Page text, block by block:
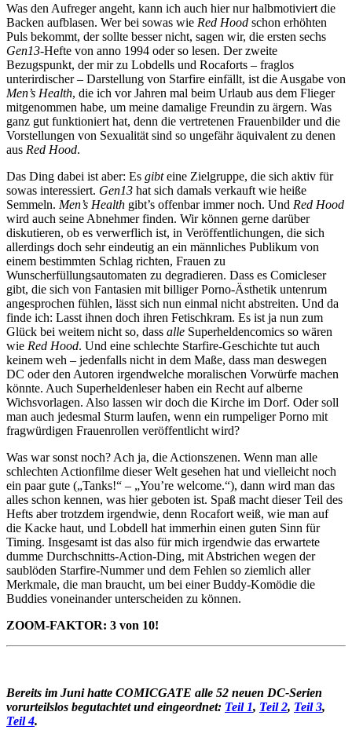
Was den Aufreger angeht, kann ich auch hier nur halbmotiviert die
Backen aufblasen. Wer bei sowas wie Red Hood schon erhöhten
Puls bekommt, der sollte besser nicht, sagen wir, die ersten sechs
Gen13-Hefte von anno 1994 oder so lesen. Der zweite
Bezugspunkt, der mir zu Lobdells und Rocaforts – fraglos
unterirdischer – Darstellung von Starfire einfällt, ist die Ausgabe von
Men’s Health, die ich vor Jahren mal beim Urlaub aus dem Flieger
mitgenommen habe, um meine damalige Freundin zu ärgern. Was
ganz gut funktioniert hat, denn die vertretenen Frauenbilder und die
Vorstellungen von Sexualität sind so ungefähr äquivalent zu denen
aus Red Hood.
Das Ding dabei ist aber: Es gibteine Zielgruppe, die sich aktiv für
sowas interessiert. Gen13 hat sich damals verkauft wie heiße
Semmeln. Men’s Health gibt’s offenbar immer noch. Und Red Hood
wird auch seine Abnehmer finden. Wir können gerne darüber
diskutieren, ob es verwerflich ist, in Veröffentlichungen, die sich
allerdings doch sehr eindeutig an ein männliches Publikum von
einem bestimmten Schlag richten, Frauen zu
Wunscherfüllungsautomaten zu degradieren. Dass es Comicleser
gibt, die sich von Fantasien mit billiger Porno-Ästhetik untenrum
angesprochen fühlen, lässt sich nun einmal nicht abstreiten. Und da
finde ich: Lasst ihnen doch ihren Fetischkram. Es ist ja nun zum
Glück bei weitem nicht so, dass alle Superheldencomics so wären
wie Red Hood. Und eine schlechte Starfire-Geschichte tut auch
keinem weh – jedenfalls nicht in dem Maße, dass man deswegen
DC oder den Autoren irgendwelche moralischen Vorwürfe machen
könnte. Auch Superheldenleser haben ein Recht auf alberne
Wichsvorlagen. Also lassen wir doch die Kirche im Dorf. Oder soll
man auch jedesmal Sturm laufen, wenn ein rumpeliger Porno mit
fragwürdigen Frauenrollen veröffentlicht wird?
Was war sonst noch? Ach ja, die Actionszenen. Wenn man alle
schlechten Actionfilme dieser Welt gesehen hat und vielleicht noch
ein paar gute („Tanks!“ – „You’re welcome.“), dann wird man das
alles schon kennen, was hier geboten ist. Spaß macht dieser Teil des
Hefts aber trotzdem irgendwie, denn Rocafort weiß, wie man auf
die Kacke haut, und Lobdell hat immerhin einen guten Sinn für
Timing. Insgesamt ist das also für mich irgendwie das erwartete
dumme Durchschnitts-Action-Ding, mit Abstrichen wegen der
saublöden Starfire-Nummer und dem Fehlen so ziemlich aller
Merkmale, die man braucht, um bei einer Buddy-Komödie die
Buddies voneinander unterscheiden zu können.
ZOOM-FAKTOR: 3 von 10!
Bereits im Juni hatte COMICGATE alle 52 neuen DC-Serien
vorurteilslos begutachtet und eingeordnet: Teil 1, Teil 2, Teil 3,
Teil 4.